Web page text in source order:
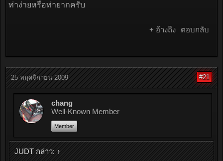
ท่าง่ายหรือท่ายากครับ
+ อ้างถึง ตอบกลับ
25 พฤศจิกายน 2009 #21
chang
Well-Known Member
Member
JUDT กล่าว: ↑